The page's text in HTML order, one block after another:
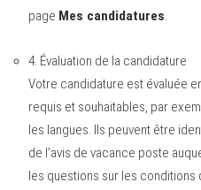
page Mes candidatures.
4. Évaluation de la candidature
Votre candidature est évaluée
requis et souhaitables, par
les langues. Ils peuvent être
de l’avis de vacance poste
les questions sur les conditions